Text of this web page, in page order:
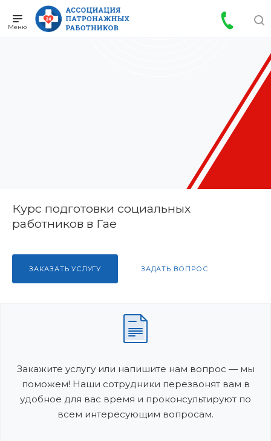
Курс подготовки социальных
работников в Гае
ЗАКАЗАТЬ УСЛУГУ ЗАДАТЬ ВОПРОС
Закажите услугу или напишите нам вопрос — мы
поможем! Наши сотрудники перезвонят вам в
удобное для вас время и проконсультируют по
всем интересующим вопросам.